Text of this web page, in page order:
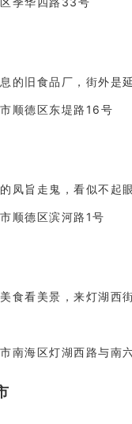
的旧食品厂，街外是
顺德区东堤路16号
凤旨走鬼，看似不起
顺德区滨河路1号
食看美景，来灯湖西
南海区灯湖西路与南